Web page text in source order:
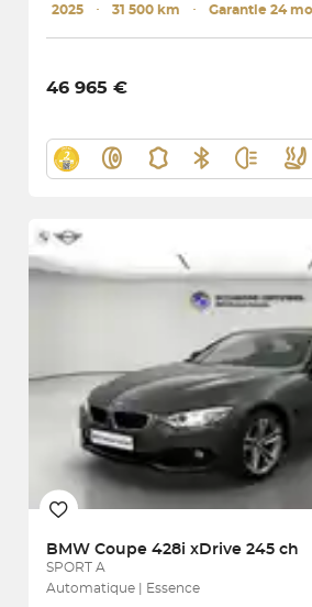
2025 ･ 31 500 km ･ Garantie 24
46 965 €
BMW Coupe 428i xDrive 245 ch
SPORT A
Automatique | Essence